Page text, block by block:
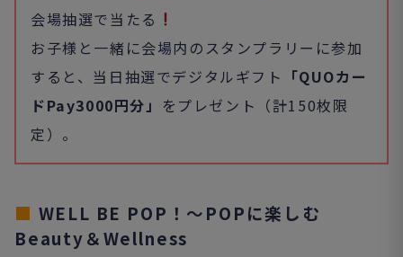
会場抽選で当たる
お子様と一緒に会場内のスタンプラリーに参加
すると、当日抽選でデジタルギフト 「QUOカー
ドPay3000円分」 をプレゼント（計150枚限
定）。
■ WELL BE POP！～POPに楽しむ
Beauty＆Wellness